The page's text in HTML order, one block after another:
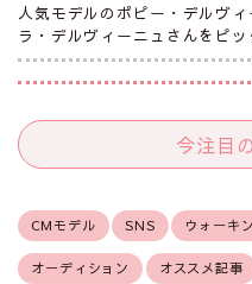
人気モデルのポピー・デルヴ
ラ・デルヴィーニュさんをピッ
今注目
CMモデル SNS ウォーキ
オーディション オススメ記事